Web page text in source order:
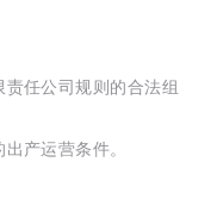
任公司规则的合法组
产运营条件。